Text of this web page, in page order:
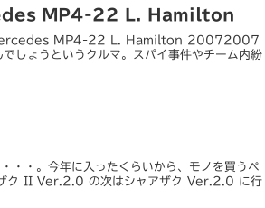
MP4-22 L. Hamilton
MP4-22 L. Hamilton 20072007
しょうというクルマ。スパイ事件やチーム内紛
・。今年に入ったくらいから、モノを買うペ
ク II Ver.2.0 の次はシャアザク Ver.2.0 に行